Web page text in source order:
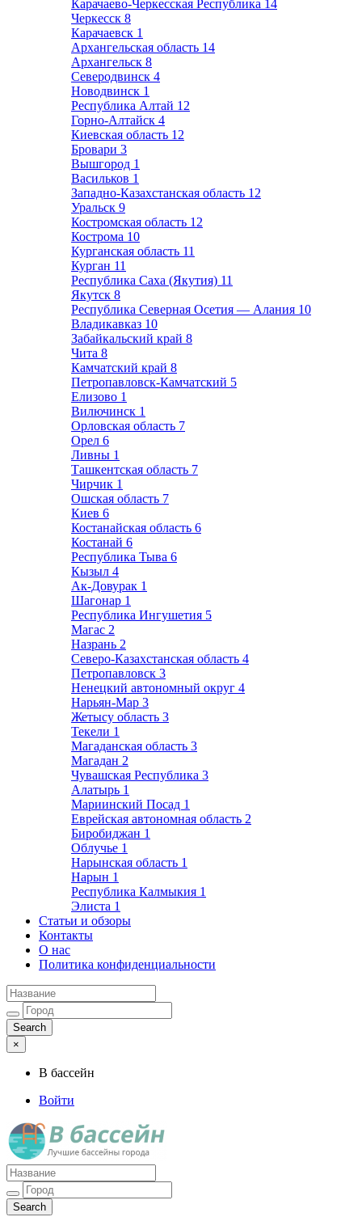
Карачаево-Черкесская Республика 14
Черкесск 8
Карачаевск 1
Архангельская область 14
Архангельск 8
Северодвинск 4
Новодвинск 1
Республика Алтай 12
Горно-Алтайск 4
Киевская область 12
Бровари 3
Вышгород 1
Васильков 1
Западно-Казахстанская область 12
Уральск 9
Костромская область 12
Кострома 10
Курганская область 11
Курган 11
Республика Саха (Якутия) 11
Якутск 8
Республика Северная Осетия — Алания 10
Владикавказ 10
Забайкальский край 8
Чита 8
Камчатский край 8
Петропавловск-Камчатский 5
Елизово 1
Вилючинск 1
Орловская область 7
Орел 6
Ливны 1
Ташкентская область 7
Чирчик 1
Ошская область 7
Киев 6
Костанайская область 6
Костанай 6
Республика Тыва 6
Кызыл 4
Ак-Довурак 1
Шагонар 1
Республика Ингушетия 5
Магас 2
Назрань 2
Северо-Казахстанская область 4
Петропавловск 3
Ненецкий автономный округ 4
Нарьян-Мар 3
Жетысу область 3
Текели 1
Магаданская область 3
Магадан 2
Чувашская Республика 3
Алатырь 1
Мариинский Посад 1
Еврейская автономная область 2
Биробиджан 1
Облучье 1
Нарынская область 1
Нарын 1
Республика Калмыкия 1
Элиста 1
Статьи и обзоры
Контакты
О нас
Политика конфиденциальности
×
В бассейн
Войти
Лучшие бассейны города